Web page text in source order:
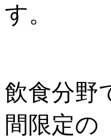
す。
飲食分野
間限定の